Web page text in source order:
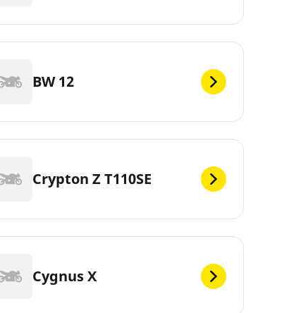
BW 12
Crypton Z T110SE
Cygnus X